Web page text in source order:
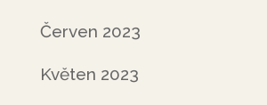
Červen 2023
Květen 2023